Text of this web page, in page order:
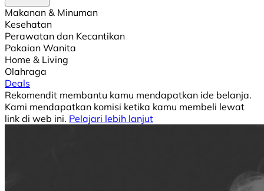
Makanan & Minuman
Kesehatan
Perawatan dan Kecantikan
Pakaian Wanita
Home & Living
Olahraga
Deals
Rekomendit membantu kamu mendapatkan ide belanja.
Kami mendapatkan komisi ketika kamu membeli lewat
link di web ini. Pelajari lebih lanjut